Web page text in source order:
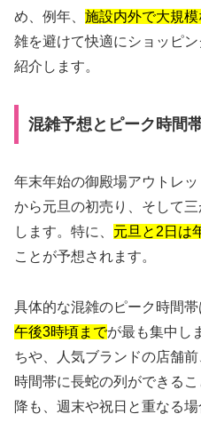
め、例年、 施設内外で大規
雑を避けて快適にショッピ
紹介します。
混雑予想とピーク時間
年末年始の御殿場アウトレ
から元旦の初売り、そして
します。特に、 元旦と2日は
ことが予想されます。
具体的な混雑のピーク時間帯
午後3時頃までが最も集中し
ちや、人気ブランドの店舗
時間帯に長蛇の列ができる
降も、週末や祝日と重なる